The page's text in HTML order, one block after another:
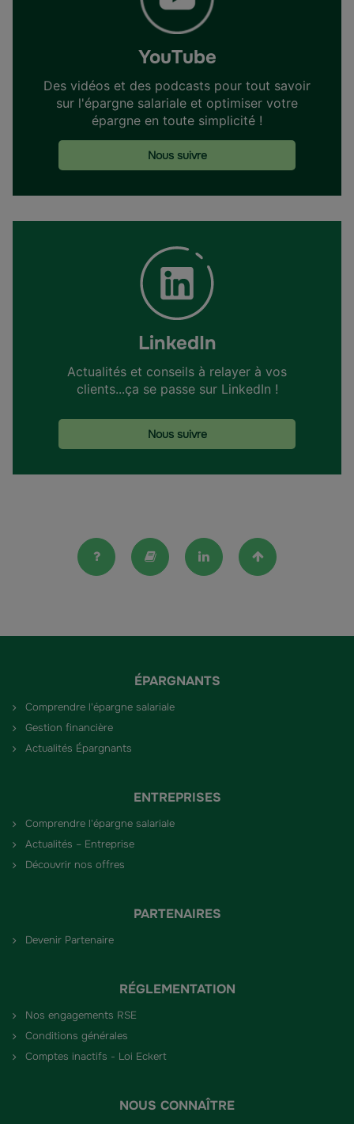
YouTube
Des vidéos et des podcasts pour tout savoir
sur l'épargne salariale et optimiser votre
épargne en toute simplicité !
Nous suivre
LinkedIn
Actualités et conseils à relayer à vos
clients...ça se passe sur LinkedIn !
Nous suivre
FAQ Lexique Linkedin Haut de la
ÉPARGNANTS
Comprendre l'épargne salariale
Gestion financière
Actualités Épargnants
ENTREPRISES
Comprendre l'épargne salariale
Actualités – Entreprise
Découvrir nos offres
PARTENAIRES
Devenir Partenaire
RÉGLEMENTATION
Nos engagements RSE
Conditions générales
Comptes inactifs - Loi Eckert
NOUS CONNAÎTRE